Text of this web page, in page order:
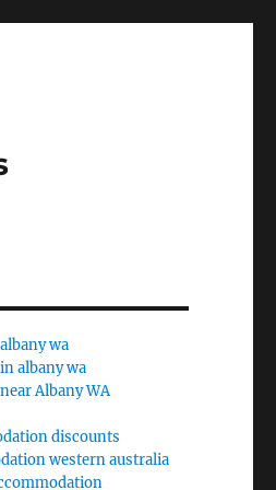
wa
albany wa
Albany WA
discounts
western australia